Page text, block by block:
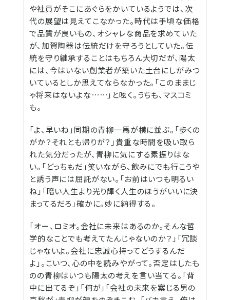
や社員がそこにあぐらをかいているようでは、次
代の展望は見えてこなかった。時代は手頃な価格
で品質が良いもの、オシャレな商品を求めていた
が、加賀陶器は伝統だけを守ろうとしていた。伝
統を守り継承することはもちろん大切だが、陽太
には、今はいない創業者が築いた土台にしがみつ
いているとしか思えてならなかった。「このままじ
ゃ将来はないよな⋯⋯」と呟く。うちも、マスコミ
も。
「よ、早いね」同期の青柳一馬が横に並ぶ。「歩くの
がか？それとも帰りが？」貴重な時間を吸い取ら
れた気分だったが、青柳に気にする素振りはな
い。「どっちもだ」笑いながら、飲みにでも行こうや
と誘う声には屈託がない。「お前はいつも明るい
ね」「暗い人生より光り輝く人生のほうがいいに決
まってるだろ」確かに。妙に納得する。
「オー、ロミオ。会社に未来はあるのか。そんな哲
学的なことでも考えてたんじゃないのか？」「冗談
じゃないよ。会社に忠誠心持ってどうするんだ
よ」。こいつ、心の中を読みやがって。否定はしたも
のの青柳はいつも陽太の考えを言い当てる。「背
中に出てるぞ」「何が」「会社の未来を案じる男の